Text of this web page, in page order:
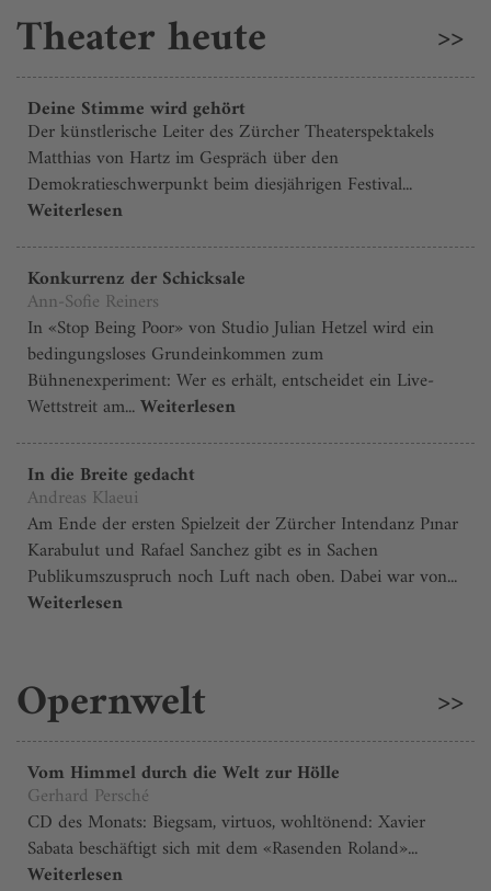
Theater heute >>
Deine Stimme wird gehört
Der künstlerische Leiter des Zürcher Theaterspektakels
Matthias von Hartz im Gespräch über den
Demokratieschwerpunkt beim diesjährigen Festival...
Weiterlesen
Konkurrenz der Schicksale
Ann-Sofie Reiners
In «Stop Being Poor» von Studio Julian Hetzel wird ein
bedingungsloses Grundeinkommen zum
Bühnenexperiment: Wer es erhält, entscheidet ein Live-
Wettstreit am...Weiterlesen
In die Breite gedacht
Andreas Klaeui
Am Ende der ersten Spielzeit der Zürcher Intendanz Pınar
Karabulut und Rafael Sanchez gibt es in Sachen
Publikumszuspruch noch Luft nach oben. Dabei war von...
Weiterlesen
Opernwelt >>
Vom Himmel durch die Welt zur Hölle
Gerhard Persché
CD des Monats: Biegsam, virtuos, wohltönend: Xavier
Sabata beschäftigt sich mit dem «Rasenden Roland»...
Weiterlesen